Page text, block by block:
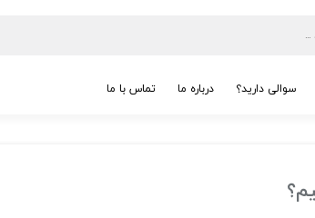
سوالی دارید؟ درباره ما تماس با ما